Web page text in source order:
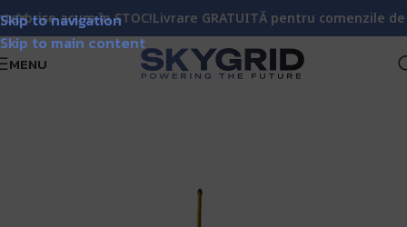
Skip to navigation
Skip to main content
acum în STOC!Livrare GRATUITĂ pentru comenzile de
MENU Trepiede pentru Topografie și Geoinstrumente